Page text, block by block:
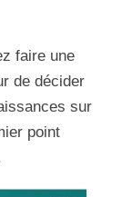
faire une
de décider
sur
point